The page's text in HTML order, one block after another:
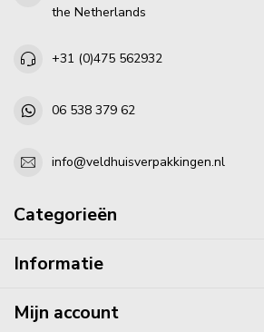
the Netherlands
+31 (0)475 562932
06 538 379 62
info@veldhuisverpakkingen.nl
Categorieën
Informatie
Mijn account